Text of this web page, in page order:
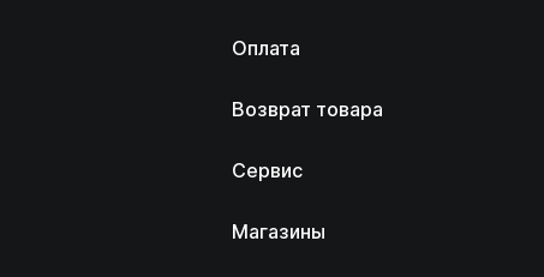
Оплата
Возврат товара
Сервис
Магазины